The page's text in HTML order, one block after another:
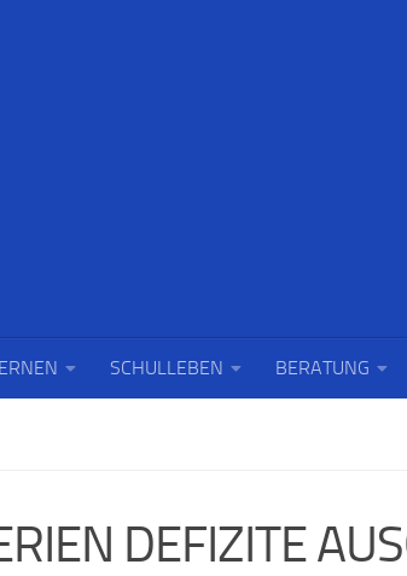
SCHULLEBEN BERATUNG
DEFIZITE